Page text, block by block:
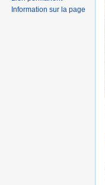
Information sur la page